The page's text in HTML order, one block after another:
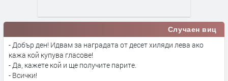
Случаен виц
- Добър ден! Идвам за наградата от десет хиляди лева ако
кажа кой купува гласове!
- Да, кажете кой и ще получите парите.
- Всички!